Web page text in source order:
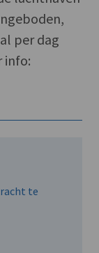
per dag
info:
te